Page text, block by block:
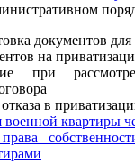
документов
на
при
в
квартиры